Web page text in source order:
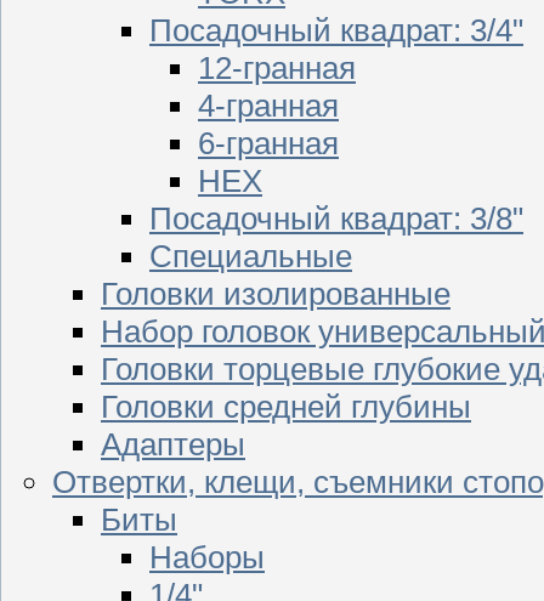
Посадочный квадрат: 3/4"
12-гранная
4-гранная
6-гранная
HEX
Посадочный квадрат: 3/8"
Специальные
Головки изолированные
Набор головок
Головки торцевые глубокие
Головки средней глубины
Адаптеры
Отвертки, клещи, съемники
Биты
Наборы